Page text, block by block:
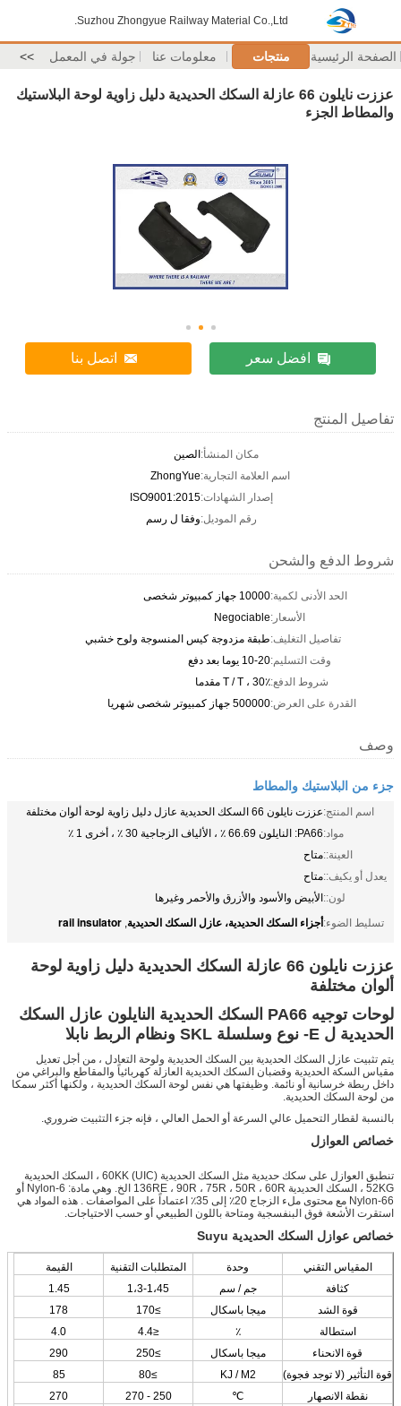
Suzhou Zhongyue Railway Material Co.,Ltd.
الصفحة الرئيسية منتجات معلومات عنا جولة في المعمل >>
عززت نايلون 66 عازلة السكك الحديدية دليل زاوية لوحة البلاستيك
والمطاط الجزء
افضل سعر اتصل بنا
تفاصيل المنتج
مكان المنشأ:الصين
اسم العلامة التجارية:ZhongYue
إصدار الشهادات:ISO9001:2015
رقم الموديل:وفقا ل رسم
شروط الدفع والشحن
الحد الأدنى لكمية:10000 جهاز كمبيوتر شخصى
الأسعار:Negociable
تفاصيل التغليف:طبقة مزدوجة كيس المنسوجة ولوح خشبي
وقت التسليم:10-20 يوما بعد دفع
شروط الدفع:T / T ، 30٪ مقدما
القدرة على العرض:500000 جهاز كمبيوتر شخصى شهريا
وصف
جزء من البلاستيك والمطاط
اسم المنتج:عززت نايلون 66 السكك الحديدية عازل دليل زاوية لوحة ألوان مختلفة
مواد:PA66: النايلون 66.69 ٪ ، الألياف الزجاجية 30 ٪ ، أخرى 1 ٪
العينة::متاح
يعدل أو يكيف::متاح
لون::الأبيض والأسود والأزرق والأحمر وغيرها
تسليط الضوء:أجزاء السكك الحديدية، عازل السكك الحديدية,
rail insulator
عززت نايلون 66 عازلة السكك الحديدية دليل زاوية لوحة
ألوان مختلفة
لوحات توجيه PA66 السكك الحديدية النايلون عازل السكك
الحديدية ل E- نوع وسلسلة SKL ونظام الربط نابلا
يتم تثبيت عازل السكك الحديدية بين السكك الحديدية ولوحة التعادل ، من أجل تعديل
مقياس السكة الحديدية وقضبان السكك الحديدية العازلة كهربائياً والمقاطع والبراغي من
داخل ربطة خرسانية أو نائمة. وظيفتها هي نفس لوحة السكك الحديدية ، ولكنها أكثر سمكا
من لوحة السكك الحديدية.
بالنسبة لقطار التحميل عالي السرعة أو الحمل العالي ، فإنه جزء التثبيت ضروري.
خصائص العوازل
تنطبق العوازل على سكك حديدية مثل السكك الحديدية 60KK (UIC) ، السكك الحديدية
52KG ، السكك الحديدية 136RE ، 90R ، 75R ، 50R ، 60R الخ. وهي مادة: Nylon-6 أو
Nylon-66 مع محتوى ملء الزجاج 20٪ إلى 35٪ اعتماداً على المواصفات .
هذه المواد هي
استقرت الأشعة فوق البنفسجية ومتاحة باللون الطبيعي أو حسب الاحتياجات.
خصائص عوازل السكك الحديدية Suyu
المقياس التقني وحدة المتطلبات التقنية
القيمة
كثافة
جم / سم 1،3-1،45
1.45
قوة الشد
ميجا باسكال ≥170
178
استطالة
٪ ≤4.4
4.0
قوة الانحناء
ميجا باسكال ≥250
290
قوة التأثير (لا توجد فجوة)
KJ / M2
≥80
85
نقطة الانصهار
℃
250 - 270
270